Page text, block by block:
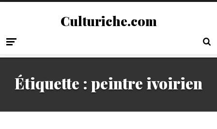
Culturiche.com
Étiquette : peintre ivoirien